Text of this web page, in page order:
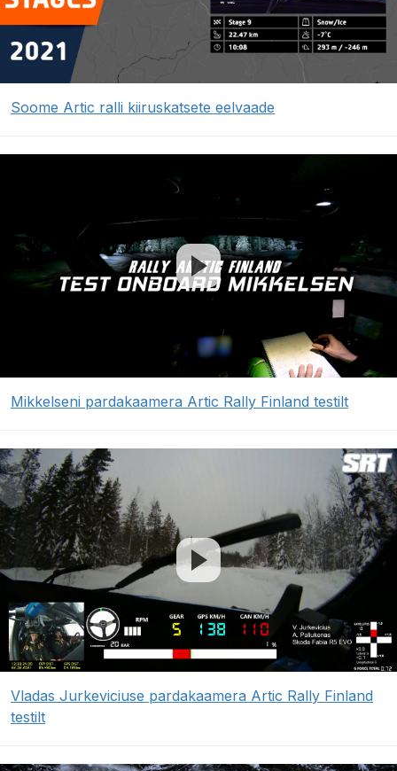
Soome Artic ralli kiiruskatsete eelvaade
Mikkelseni pardakaamera Artic Rally Finland testilt
Vladas Jurkeviciuse pardakaamera Artic Rally Finland
testilt